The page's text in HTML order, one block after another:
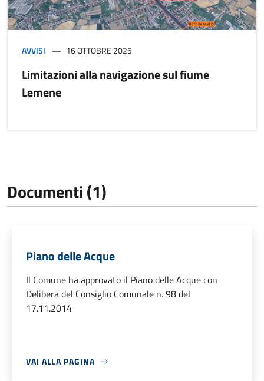
AVVISI 16 OTTOBRE 2025
Limitazioni alla navigazione sul fiume
Lemene
Documenti (1)
Piano delle Acque
Il Comune ha approvato il Piano delle Acque con
Delibera del Consiglio Comunale n. 98 del
17.11.2014
VAI ALLA PAGINA